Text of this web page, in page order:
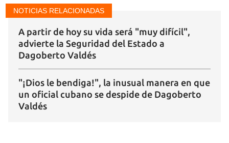
NOTICIAS RELACIONADAS
A partir de hoy su vida será "muy difícil",
advierte la Seguridad del Estado a
Dagoberto Valdés
"¡Dios le bendiga!", la inusual manera en que
un oficial cubano se despide de Dagoberto
Valdés